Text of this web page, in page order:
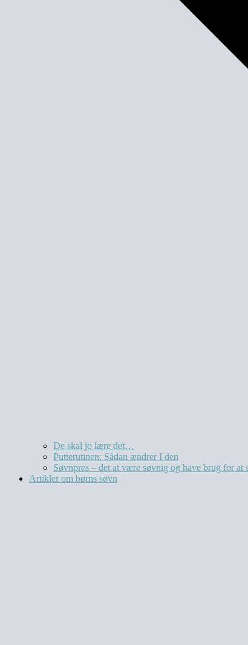
De skal jo lære det…
Putterutinen: Sådan ændrer I den
Søvnpres – det at være søvnig og have brug for at
Artikler om børns søvn